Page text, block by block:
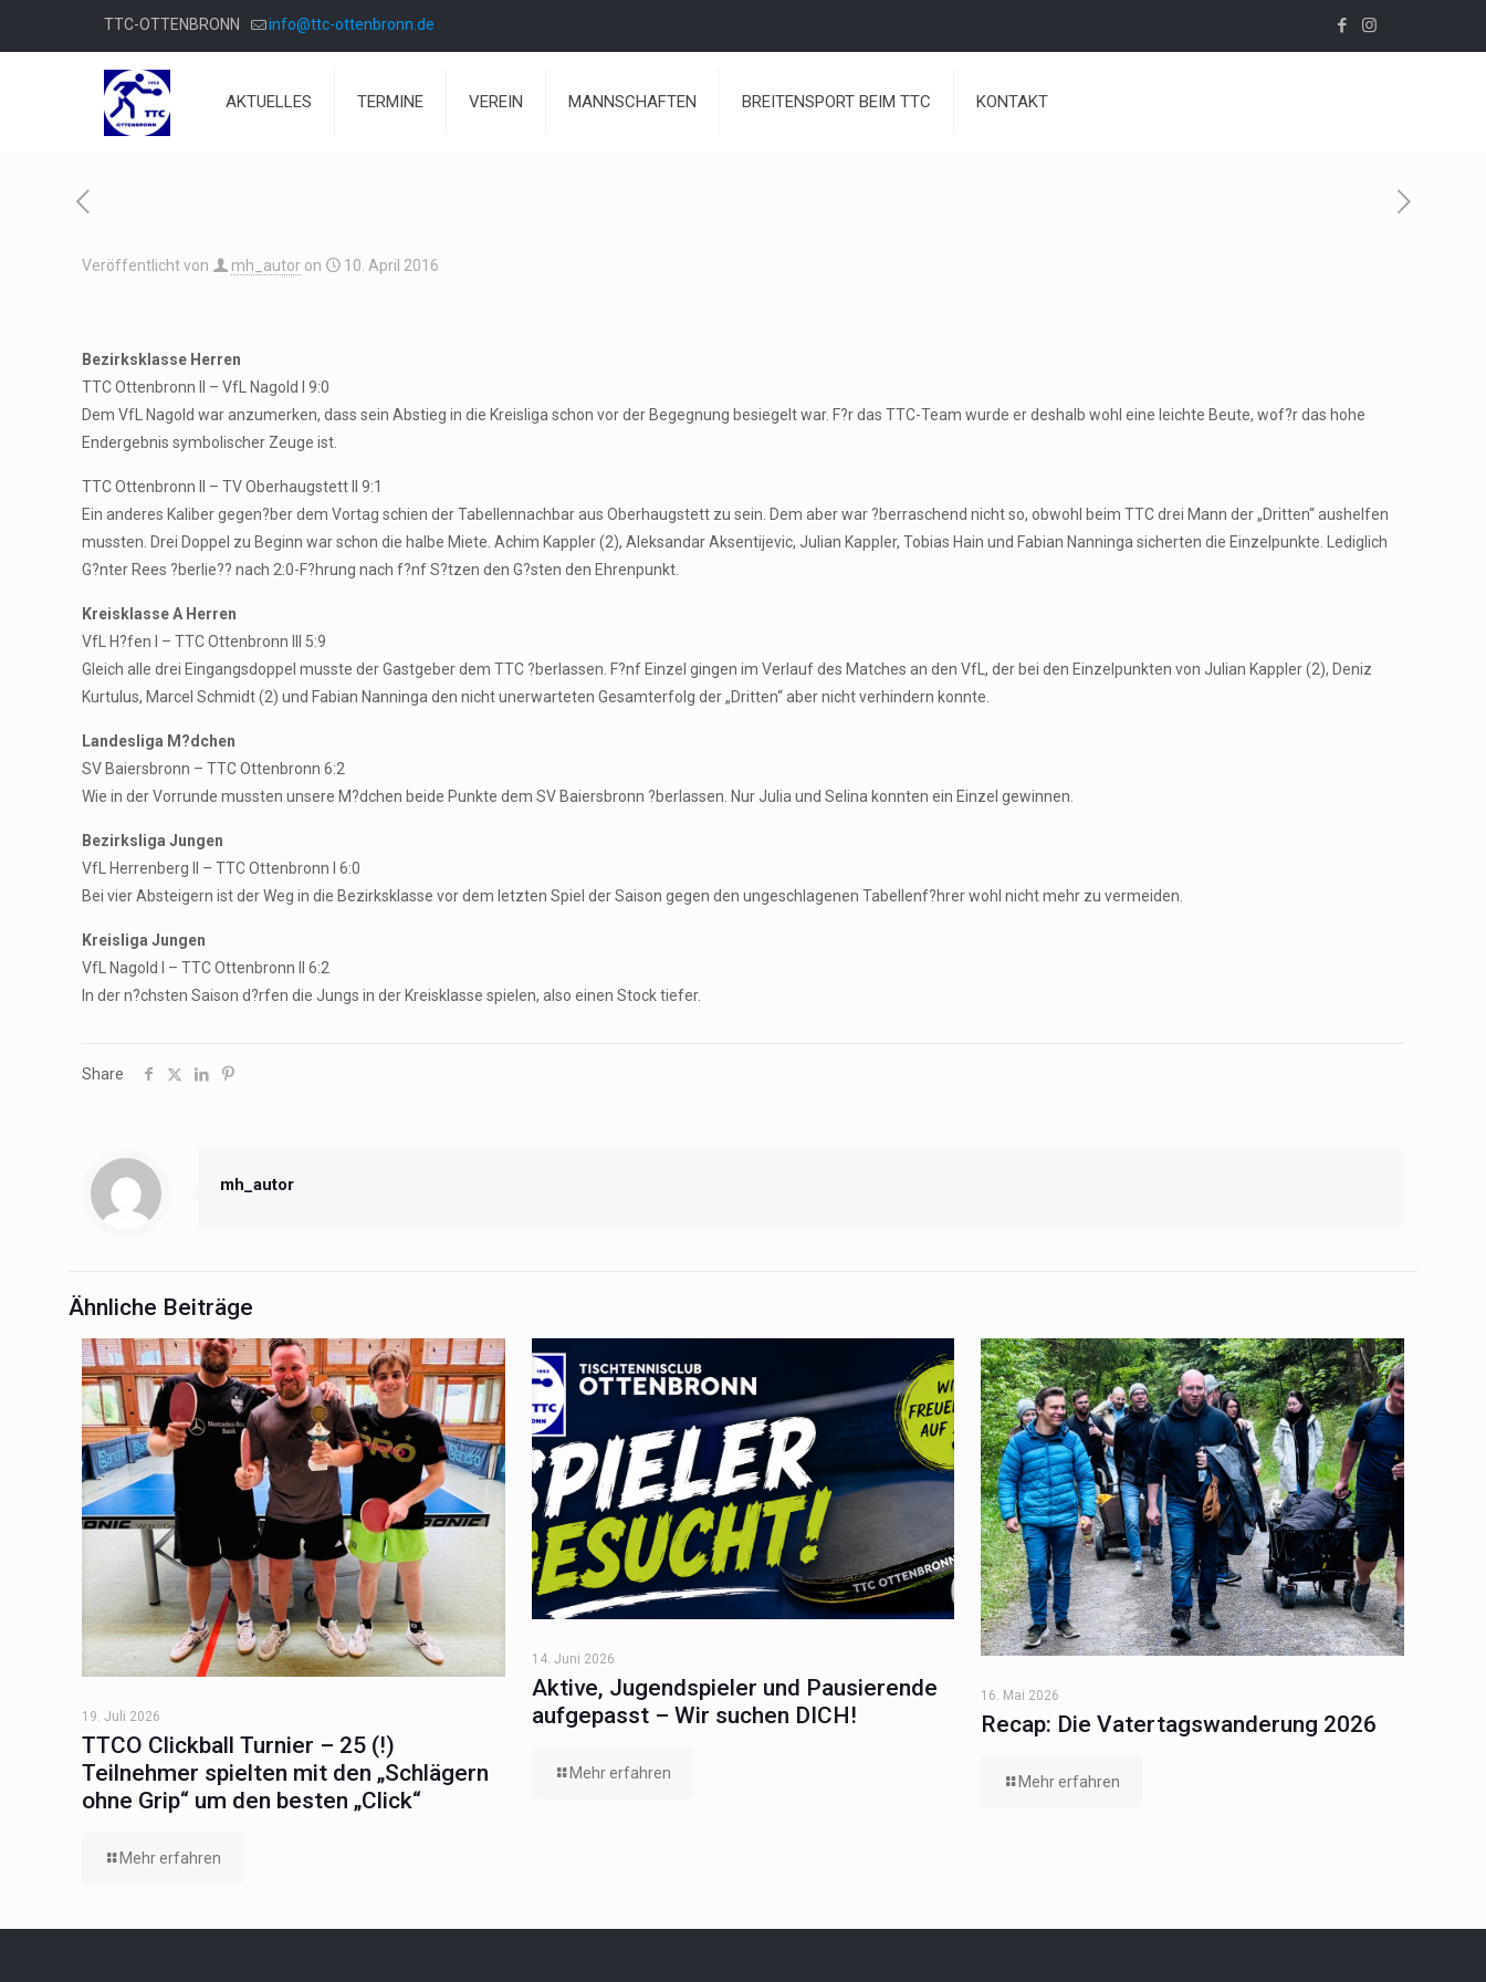
TTC-OTTENBRONN info@ttc-ottenbronn.de
AKTUELLES TERMINE VEREIN MANNSCHAFTEN BREITENSPORT BEIM TTC KONTAKT
Veröffentlicht von mh_autor on 10. April 2016
Bezirksklasse Herren
TTC Ottenbronn II – VfL Nagold I 9:0
Dem VfL Nagold war anzumerken, dass sein Abstieg in die Kreisliga schon vor der Begegnung besiegelt war. F?r das TTC-Team wurde er deshalb wohl eine leichte Beute, wof?r das hohe
Endergebnis symbolischer Zeuge ist.
TTC Ottenbronn II – TV Oberhaugstett II 9:1
Ein anderes Kaliber gegen?ber dem Vortag schien der Tabellennachbar aus Oberhaugstett zu sein. Dem aber war ?berraschend nicht so, obwohl beim TTC drei Mann der „Dritten“ aushelfen
mussten. Drei Doppel zu Beginn war schon die halbe Miete. Achim Kappler (2), Aleksandar Aksentijevic, Julian Kappler, Tobias Hain und Fabian Nanninga sicherten die Einzelpunkte. Lediglich
G?nter Rees ?berlie?? nach 2:0-F?hrung nach f?nf S?tzen den G?sten den Ehrenpunkt.
Kreisklasse A Herren
VfL H?fen I – TTC Ottenbronn III 5:9
Gleich alle drei Eingangsdoppel musste der Gastgeber dem TTC ?berlassen. F?nf Einzel gingen im Verlauf des Matches an den VfL, der bei den Einzelpunkten von Julian Kappler (2), Deniz
Kurtulus, Marcel Schmidt (2) und Fabian Nanninga den nicht unerwarteten Gesamterfolg der „Dritten“ aber nicht verhindern konnte.
Landesliga M?dchen
SV Baiersbronn – TTC Ottenbronn 6:2
Wie in der Vorrunde mussten unsere M?dchen beide Punkte dem SV Baiersbronn ?berlassen. Nur Julia und Selina konnten ein Einzel gewinnen.
Bezirksliga Jungen
VfL Herrenberg II – TTC Ottenbronn I 6:0
Bei vier Absteigern ist der Weg in die Bezirksklasse vor dem letzten Spiel der Saison gegen den ungeschlagenen Tabellenf?hrer wohl nicht mehr zu vermeiden.
Kreisliga Jungen
VfL Nagold I – TTC Ottenbronn II 6:2
In der n?chsten Saison d?rfen die Jungs in der Kreisklasse spielen, also einen Stock tiefer.
Share
mh_autor
Ähnliche Beiträge
19. Juli 2026
TTCO Clickball Turnier – 25 (!)
Teilnehmer spielten mit den „Schlägern
ohne Grip“ um den besten „Click“
Mehr erfahren
14. Juni 2026
Aktive, Jugendspieler und Pausierende
aufgepasst – Wir suchen DICH!
Mehr erfahren
16. Mai 2026
Recap: Die Vatertagswanderung 2026
Mehr erfahren